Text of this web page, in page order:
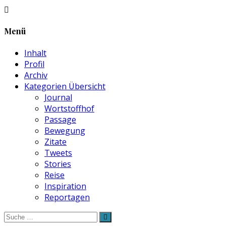
Menü
Inhalt
Profil
Archiv
Kategorien Übersicht
Journal
Wortstoffhof
Passage
Bewegung
Zitate
Tweets
Stories
Reise
Inspiration
Reportagen
Suche
nach: